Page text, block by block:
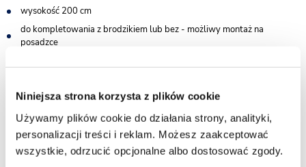
Niniejsza strona korzysta z plików cookie
Używamy plików cookie do działania strony, analityki,
personalizacji treści i reklam. Możesz zaakceptować
wszystkie, odrzucić opcjonalne albo dostosować zgody.
wysokość 200 cm
do kompletowania z brodzikiem lub bez - możliwy montaż na
posadzce
praktyczny uchwyt drzwi
cienkie, niemal niewidoczne profile w kolorze czarnego matu
wieszak na ręcznik w zestawie
gwarancja 7 lat